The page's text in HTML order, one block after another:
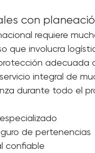
actual.
supervisado por
visibilidad, control y
con
requiere
que involucra
adecuada
integral de
durante todo el